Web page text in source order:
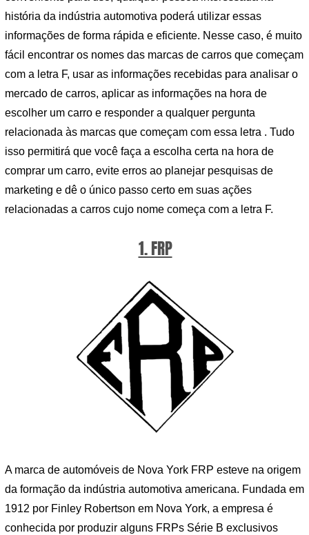
história da indústria automotiva poderá utilizar essas
informações de forma rápida e eficiente. Nesse caso, é muito
fácil encontrar os nomes das marcas de carros que começam
com a letra F, usar as informações recebidas para analisar o
mercado de carros, aplicar as informações na hora de
escolher um carro e responder a qualquer pergunta
relacionada às marcas que começam com essa letra . Tudo
isso permitirá que você faça a escolha certa na hora de
comprar um carro, evite erros ao planejar pesquisas de
marketing e dê o único passo certo em suas ações
relacionadas a carros cujo nome começa com a letra F.
1. FRP
A marca de automóveis de Nova York FRP esteve na origem
da formação da indústria automotiva americana. Fundada em
1912 por Finley Robertson em Nova York, a empresa é
conhecida por produzir alguns FRPs Série B exclusivos